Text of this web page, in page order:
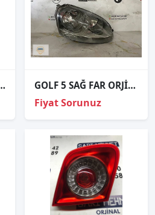
Far Beyni GOLF 5 SAĞ FAR ORJİNAL
Fiyat Sorunuz